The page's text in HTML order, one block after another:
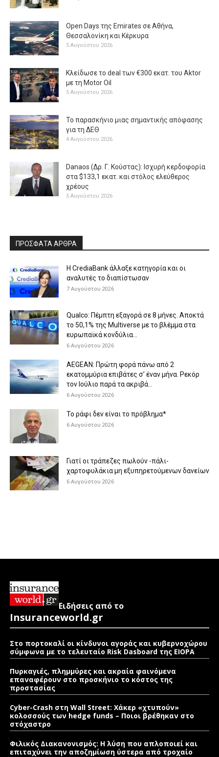
Open Days της Emirates σε Αθήνα,
Θεσσαλονίκη και Κέρκυρα
5 Αυγούστου 2026
Κλείδωσε το deal των €300 εκατ. του Aktor
με τη Μotor Oil
5 Αυγούστου 2026
Το παρασκήνιο μιας σημαντικής απόφασης
για τη ΔΕΘ
4 Αυγούστου 2026
Danaos (Δρ. Γ. Κούστας): Ισχυρή κερδοφορία
στα $133,1 εκατ. και στόλος ελεύθερος
χρέους
5 Αυγούστου 2026
ΠΡΟΣΦΑΤΑ ΑΡΘΡΑ
Η CrediaBank άλλαξε κατηγορία και οι
αναλυτές το διαπίστωσαν
7 Αυγούστου 2026
Qualco: Πέμπτη εξαγορά σε 8 μήνες. Aποκτά
το 50,1% της Multiverse με το βλέμμα στα
ευρωπαϊκά κονδύλια...
6 Αυγούστου 2026
AEGEAN: Πρώτη φορά πάνω από 2
εκατομμύρια επιβάτες σ’ έναν μήνα. Ρεκόρ
τον Ιούλιο παρά τα ακριβά...
6 Αυγούστου 2026
Το ράφι δεν είναι το πρόβλημα*
6 Αυγούστου 2026
Γιατί οι τράπεζες πωλούν -πάλι-
χαρτοφυλάκια μη εξυπηρετούμενων δανείων
6 Αυγούστου 2026
Ειδήσεις από το
Insuranceworld.gr
Στο πορτοκαλί οι κίνδυνοι αγοράς και κυβερνοχώρου
σύμφωνα με το τελευταίο Risk Dasboard της EIOPA
Πυρκαγιές, πλημμύρες και ακραία φαινόμενα
επαναφέρουν στο προσκήνιο το κόστος της
προστασίας
Cyber-Crash στη Wall Street: Χάκερ «χτυπούν»
κολοσσούς των hedge funds – Ποιοι βρέθηκαν στο
στόχαστρο
Φιλικός Διακανονισμός: Η λύση που απλοποιεί και
επιταχύνει την αποζημίωση ύστερα από τροχαίο